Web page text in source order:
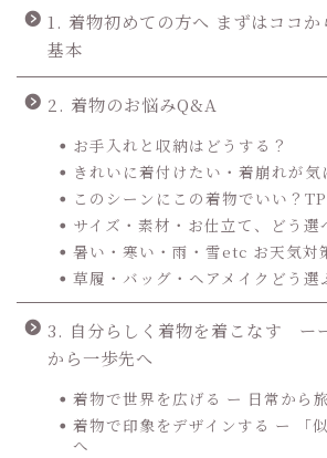
1. 着物初めての方へ まずはココか
基本
2. 着物のお悩みQ&A
お手入れと収納はどうする？
きれいに着付けたい・着崩れが気
このシーンにこの着物でいい？
サイズ・素材・お仕立て、どう選
暑い・寒い・雨・雪etc お天気対
草履・バッグ・ヘアメイクどう選
3. 自分らしく着物を着こなす ー
から一歩先へ
着物で世界を広げる ー 日常から
着物で印象をデザインする ー 「
へ